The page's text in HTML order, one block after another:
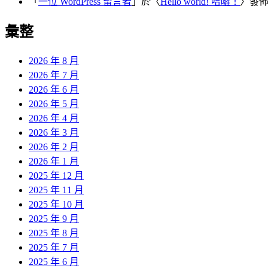
彙整
2026 年 8 月
2026 年 7 月
2026 年 6 月
2026 年 5 月
2026 年 4 月
2026 年 3 月
2026 年 2 月
2026 年 1 月
2025 年 12 月
2025 年 11 月
2025 年 10 月
2025 年 9 月
2025 年 8 月
2025 年 7 月
2025 年 6 月